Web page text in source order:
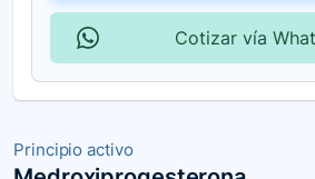
Principio activo
Cotizar vía